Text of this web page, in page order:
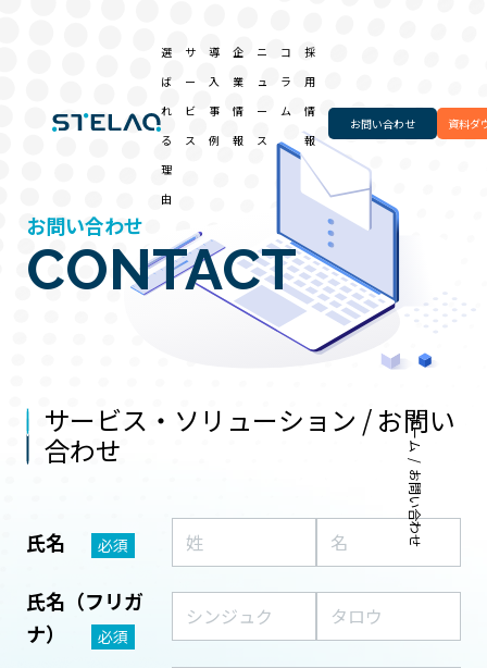
選
ば
れ
る
理
由
サ
ー
ビ
ス
導
入
事
例
企
業
情
報
ニ
ュ
ー
ス
コ
ラ
ム
採
用
情
報
お問い合わせ 資料ダ
お問い合わせ
CONTACT
ホーム
お問い合わせ
サービス・ソリューション / お問い
合わせ
氏名 必須
氏名（フリガ
ナ）
必須